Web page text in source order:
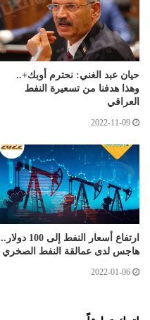
حيان عبد الغني: نحترم أوبك+..
وهذا هدفنا من تسعيرة النفط
العراقي
2022-11-09
ارتفاع أسعار النفط إلى 100 دولار..
هاجس لدى عمالقة النفط الصخري
2022-01-06